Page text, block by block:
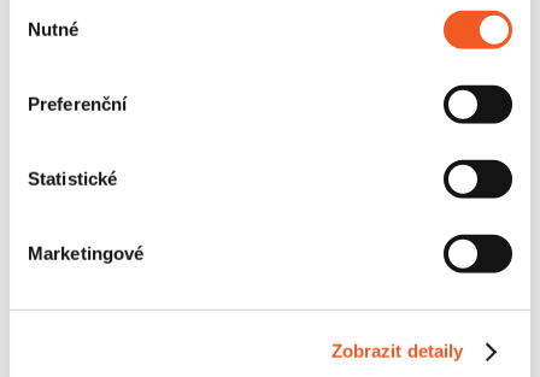
souhlasu
Nutné
Preferenční
Statistické
Marketingové
Zobrazit detaily